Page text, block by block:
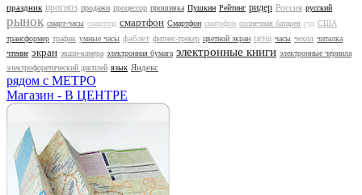
праздник прогноз продажи процессор прошивка Пушкин Рейтинг ридер Россия русский
рынок смарт-часы смартпэд смартфон Смартфон сматрфон солнечная батарея суд США
трансформер трафик умные часы фаблет фитнес-трекер цветной экран цена часы чехол читалка
чтение экран экшн-камера электронная бумага электронные книги электронные чернила
электрофоретический дисплей язык Яндекс
рядом с МЕТРО
Магазин - В ЦЕНТРЕ